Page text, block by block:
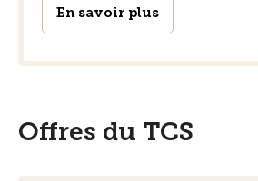
En savoir plus
Offres du TCS